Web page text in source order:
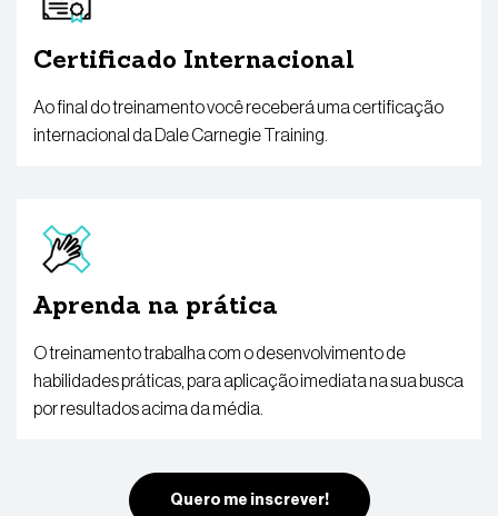
Certificado Internacional
Ao final do treinamento você receberá uma certificação
internacional da Dale Carnegie Training.
Aprenda na prática
O treinamento trabalha com o desenvolvimento de
habilidades práticas, para aplicação imediata na sua busca
por resultados acima da média.
Quero me inscrever!